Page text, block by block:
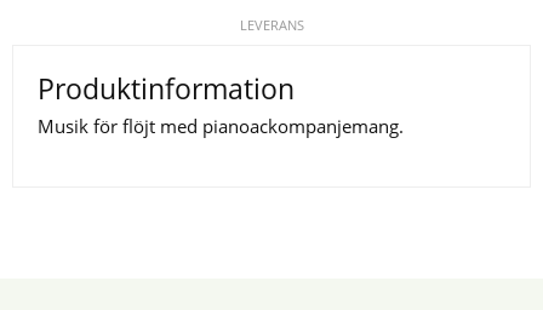
LEVERANS
Produktinformation
Musik för flöjt med pianoackompanjemang.